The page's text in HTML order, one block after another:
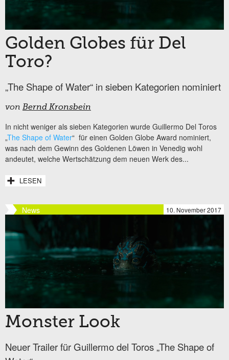
Golden Globes für Del
Toro?
„The Shape of Water“ in sieben Kategorien nominiert
von Bernd Kronsbein
In nicht weniger als sieben Kategorien wurde Guillermo Del Toros
„The Shape of Water“ für einen Golden Globe Award nominiert,
was nach dem Gewinn des Goldenen Löwen in Venedig wohl
andeutet, welche Wertschätzung dem neuen Werk des...
LESEN
News 10. November 2017
Monster Look
Neuer Trailer für Guillermo del Toros „The Shape of